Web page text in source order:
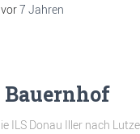
vor7 Jahren
Bauernhof
ILS Donau Iller nach